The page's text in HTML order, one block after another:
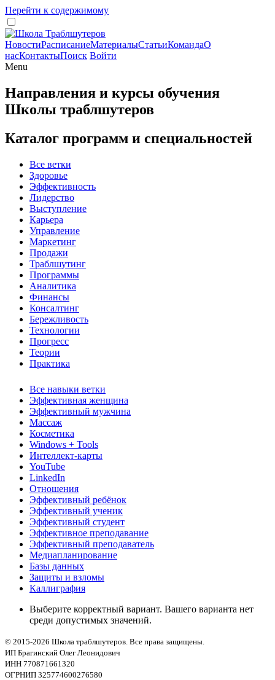
Перейти к содержимому
НовостиРасписаниеМатериалыСтатьиКомандаО
насКонтактыПоиск Войти
Menu
Направления и курсы обучения
Школы траблшутеров
Каталог программ и специальностей
Все ветки
Здоровье
Эффективность
Лидерство
Выступление
Карьера
Управление
Маркетинг
Продажи
Траблшутинг
Программы
Аналитика
Финансы
Консалтинг
Бережливость
Технологии
Прогресс
Теории
Практика
Все навыки ветки
Эффективная женщина
Эффективный мужчина
Массаж
Косметика
Windows + Tools
Интеллект-карты
YouTube
LinkedIn
Отношения
Эффективный ребёнок
Эффективный ученик
Эффективный студент
Эффективное преподавание
Эффективный преподаватель
Медиапланирование
Базы данных
Защиты и взломы
Каллиграфия
Выберите корректный вариант. Вашего варианта нет
среди допустимых значений.
© 2015-2026 Школа траблшутеров. Все права защищены.
ИП Брагинский Олег Леонидович
ИНН 770871661320
ОГРНИП 325774600276580